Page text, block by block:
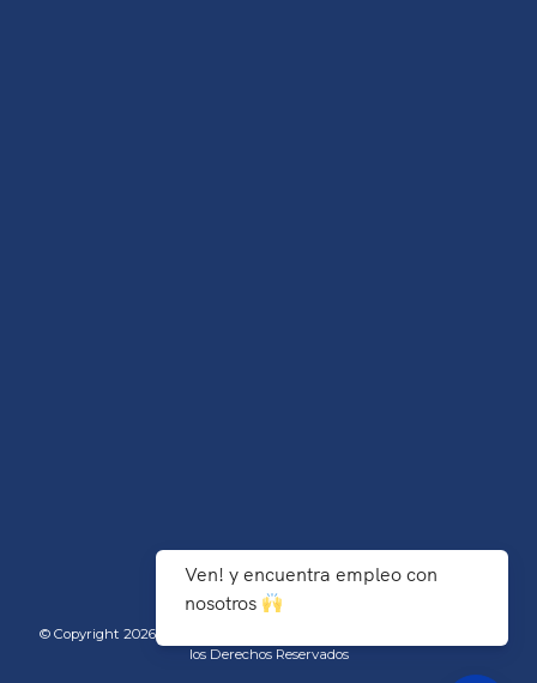
Ven! y encuentra empleo con
nosotros
© Copyright 2026 TecNM/Instituto Tecnológico de Agua Prieta - Todos
los Derechos Reservados